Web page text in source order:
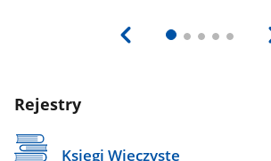
Rejestry
Księgi Wieczyste